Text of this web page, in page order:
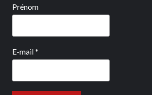
Prénom
E-mail*